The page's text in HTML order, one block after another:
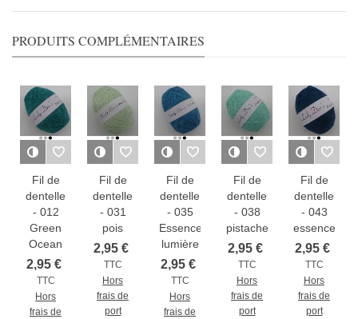
PRODUITS COMPLÉMENTAIRES
Fil de
dentelle
- 012
Green
Ocean
2,95 €
TTC
Hors
frais de
Fil de
dentelle
- 031
pois
2,95 €
TTC
Hors
frais de
port
Fil de
dentelle
- 035
Essence
lumière
2,95 €
TTC
Hors
frais de
Fil de
dentelle
- 038
pistache
2,95 €
TTC
Hors
frais de
port
Fil de
dentelle
- 043
essence
2,95 €
TTC
Hors
frais de
port